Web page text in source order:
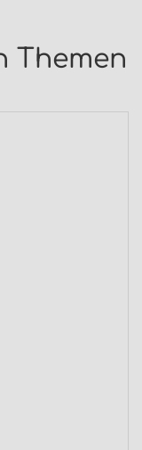
Themen